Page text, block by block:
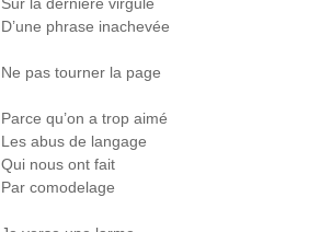
D’une phrase inachevée
Ne pas tourner la page
Parce qu’on a trop aimé
Les abus de langage
Qui nous ont fait
Par comodelage